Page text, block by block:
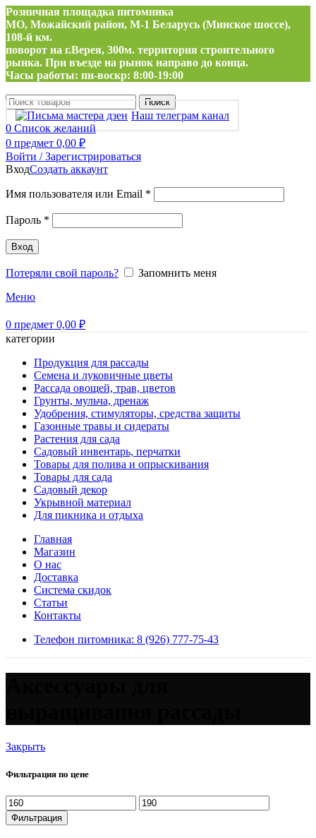
Розничная площадка питомника
МО, Можайский район, М-1 Беларусь (Минское шоссе),
108-й км.
поворот на г.Верея, 300м. территория строительного
рынка. При въезде на рынок направо до конца.
Часы работы: пн-воскр: 8:00-19:00
Поиск
Наш телеграм канал
0 Список желаний
0 предмет 0,00 ₽
Войти / Зарегистрироваться
ВходСоздать аккаунт
Имя пользователя или Email *
Пароль *
Вход
Потеряли свой пароль?
Запомнить меня
Меню
0 предмет 0,00 ₽
категории
Продукция для рассады
Семена и луковичные цветы
Рассада овощей, трав, цветов
Грунты, мульча, дренаж
Удобрения, стимуляторы, средства защиты
Газонные травы и сидераты
Растения для сада
Садовый инвентарь, перчатки
Товары для полива и опрыскивания
Товары для сада
Садовый декор
Укрывной материал
Для пикника и отдыха
Главная
Магазин
О нас
Доставка
Система скидок
Статьи
Контакты
Телефон питомника: 8 (926) 777-75-43
Закрыть
Фильтрация по цене
Минимальная
цена
Максимальная
цена
Фильтрация